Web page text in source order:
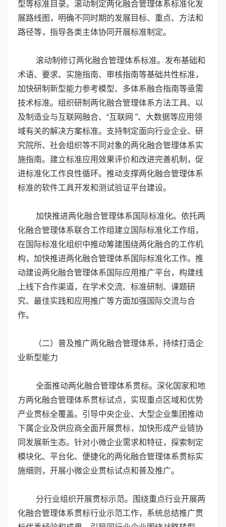
型等标准目录。滚动制定两化融合管理体系标准化发
展路线图，明确不同时期的发展目标、重点、方法和
路径等，指导各类主体协同开展标准制定。
滚动制修订两化融合管理体系标准。发布基础和
术语、要求、实施指南、审核指南等基础共性标准，
加快研制新型能力参考模型、多体系融合指南等亟需
技术标准。组织研制两化融合管理体系方法工具、以
及制造业与互联网融合、“互联网 ”、大数据等应用领
域有关的解决方案标准。支持制定面向行业企业、研
究院所、社会组织等不同对象的两化融合管理体系实
施指南。建立标准应用效果评价和改进完善机制，促
进标准化工作良性循环。推动支撑两化融合管理体系
标准的软件工具开发和测试验证平台建设。
加快推进两化融合管理体系国际标准化。依托两
化融合管理体系联合工作组建立国际标准化工作组，
在国际标准化组织中推动筹建围绕两化融合的工作机
构，加快推进两化融合管理体系国际标准化工作。推
动建设两化融合管理体系国际应用推广平台，构建线
上线下合作渠道，在学术交流、标准研制、课题研
究、最佳实践和应用推广等方面加强国际交流与合
作。
（二）普及推广两化融合管理体系，持续打造企
业新型能力
全面推动两化融合管理体系贯标。深化国家和地
方两化融合管理体系贯标试点，实现重点区域和优势
产业贯标全覆盖。引导中央企业、大型企业集团推动
下属企业及供应商全面开展贯标，加快形成产业链协
同发展新生态。针对小微企业需求和特征，探索制定
模块化、平台化、便捷化的两化融合管理体系贯标实
施细则，开展小微企业贯标试点和普及推广。
分行业组织开展贯标示范。围绕重点行业开展两
化融合管理体系贯标行业示范工作，系统总结推广贯